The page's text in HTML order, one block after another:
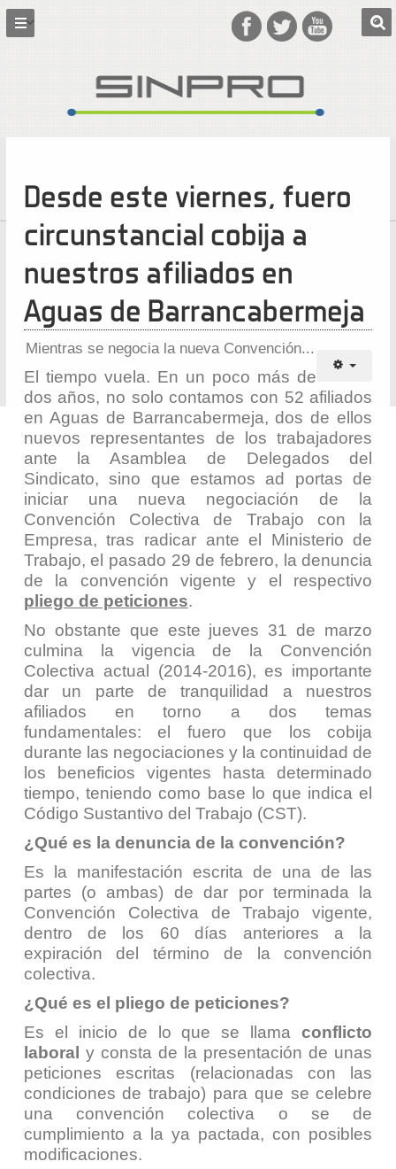
Desde este viernes, fuero
circunstancial cobija a
nuestros afiliados en
Aguas de Barrancabermeja
Mientras se negocia la nueva Convención...
El tiempo vuela. En un poco más de
dos años, no solo contamos con 52 afiliados
en Aguas de Barrancabermeja, dos de ellos
nuevos representantes de los trabajadores
ante la Asamblea de Delegados del
Sindicato, sino que estamos ad portas de
iniciar una nueva negociación de la
Convención Colectiva de Trabajo con la
Empresa, tras radicar ante el Ministerio de
Trabajo, el pasado 29 de febrero, la denuncia
de la convención vigente y el respectivo
pliego de peticiones.
No obstante que este jueves 31 de marzo
culmina la vigencia de la Convención
Colectiva actual (2014-2016), es importante
dar un parte de tranquilidad a nuestros
afiliados en torno a dos temas
fundamentales: el fuero que los cobija
durante las negociaciones y la continuidad de
los beneficios vigentes hasta determinado
tiempo, teniendo como base lo que indica el
Código Sustantivo del Trabajo (CST).
¿Qué es la denuncia de la convención?
Es la manifestación escrita de una de las
partes (o ambas) de dar por terminada la
Convención Colectiva de Trabajo vigente,
dentro de los 60 días anteriores a la
expiración del término de la convención
colectiva.
¿Qué es el pliego de peticiones?
Es el inicio de lo que se llamaconflicto
laboral y consta de la presentación de unas
peticiones escritas (relacionadas con las
condiciones de trabajo) para que se celebre
una convención colectiva o se de
cumplimiento a la ya pactada, con posibles
modificaciones.